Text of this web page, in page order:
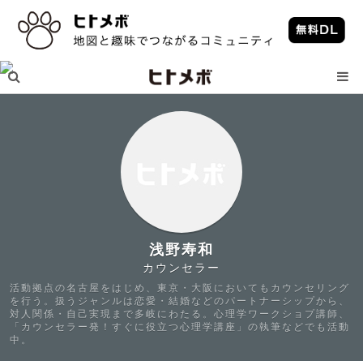
浅野寿和
カウンセラー
活動拠点の名古屋をはじめ、東京・大阪においてもカウンセリング
を行う。扱うジャンルは恋愛・結婚などのパートナーシップから、
対人関係・自己実現まで多岐にわたる。心理学ワークショプ講師、
「カウンセラー発！すぐに役立つ心理学講座」の執筆などでも活動
中。